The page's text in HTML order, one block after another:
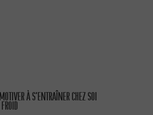
À S’ENTRAÎNER CHEZ SOI